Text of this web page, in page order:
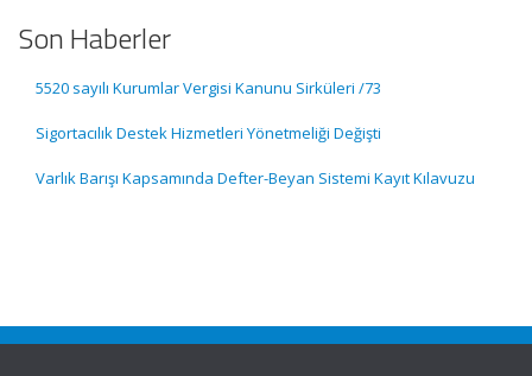
Son Haberler
5520 sayılı Kurumlar Vergisi Kanunu Sirküleri /73
Sigortacılık Destek Hizmetleri Yönetmeliği Değişti
Varlık Barışı Kapsamında Defter-Beyan Sistemi Kayıt Kılavuzu